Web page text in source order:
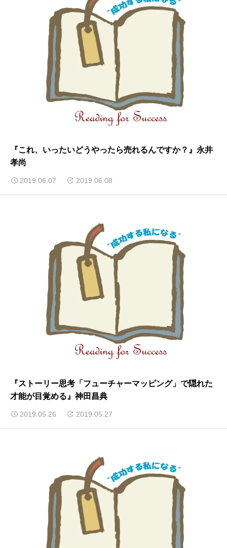
『これ、いったいどうやったら売れるんですか？』永井
孝尚
2019.06.07 2019.06.08
『ストーリー思考「フューチャーマッピング」で隠れた
才能が目覚める』神田昌典
2019.05.26 2019.05.27